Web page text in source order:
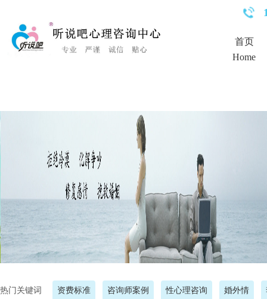
<%Response.Status="404 Moved Permanently"%>
首页
Home
热门关键词 资费标准 咨询师案例 性心理咨询 婚外情